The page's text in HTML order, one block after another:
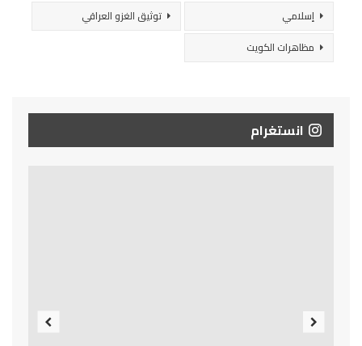
إسلامي
توثيق الغزو العراقي
مظاهرات الكويت
انستغرام